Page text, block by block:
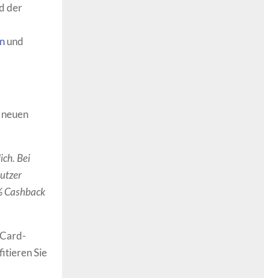
der
und
Bei
Cashback
Sie